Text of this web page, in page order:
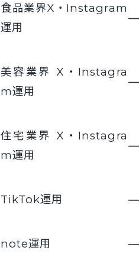
食品業界X・Instagram
運用
美容業界 X・Instagra
m運用
住宅業界 X・Instagra
m運用
TikTok運用
note運用